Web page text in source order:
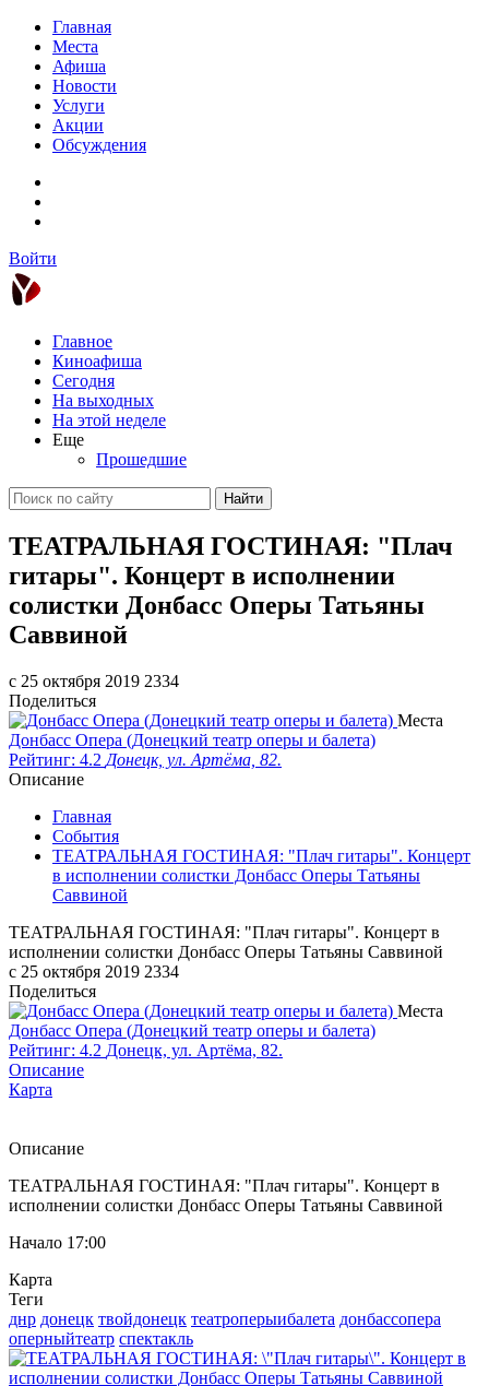
Главная
Места
Афиша
Новости
Услуги
Акции
Обсуждения
Войти
Главное
Киноафиша
Сегодня
На выходных
На этой неделе
Еще
Прошедшие
Найти
ТЕАТРАЛЬНАЯ ГОСТИНАЯ: "Плач
гитары". Концерт в исполнении
солистки Донбасс Оперы Татьяны
Саввиной
c 25 октября 2019 2334
Поделиться
Места
Донбасс Опера (Донецкий театр оперы и балета)
Рейтинг: 4.2 Донецк, ул. Артёма, 82.
Описание
Главная
События
ТЕАТРАЛЬНАЯ ГОСТИНАЯ: "Плач гитары". Концерт
в исполнении солистки Донбасс Оперы Татьяны
Саввиной
ТЕАТРАЛЬНАЯ ГОСТИНАЯ: "Плач гитары". Концерт в
исполнении солистки Донбасс Оперы Татьяны Саввиной
c 25 октября 2019 2334
Поделиться
Места
Донбасс Опера (Донецкий театр оперы и балета)
Рейтинг: 4.2 Донецк, ул. Артёма, 82.
Описание
Карта
Описание
ТЕАТРАЛЬНАЯ ГОСТИНАЯ: "Плач гитары". Концерт в
исполнении солистки Донбасс Оперы Татьяны Саввиной
Начало 17:00
Карта
Теги
днр донецк твойдонецк театроперыибалета донбассопера
оперныйтеатр спектакль